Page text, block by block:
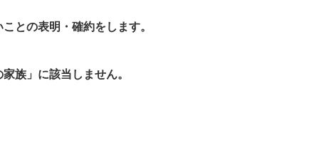
との表明・確約をします。
族」に該当しません。